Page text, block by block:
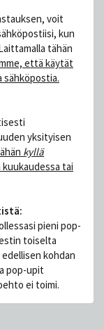
voit
kun
tähän
että käytät
yksityisen
kyllä
tai
pieni pop-
toiselta
kohdan
pop-upit
ei toimi.